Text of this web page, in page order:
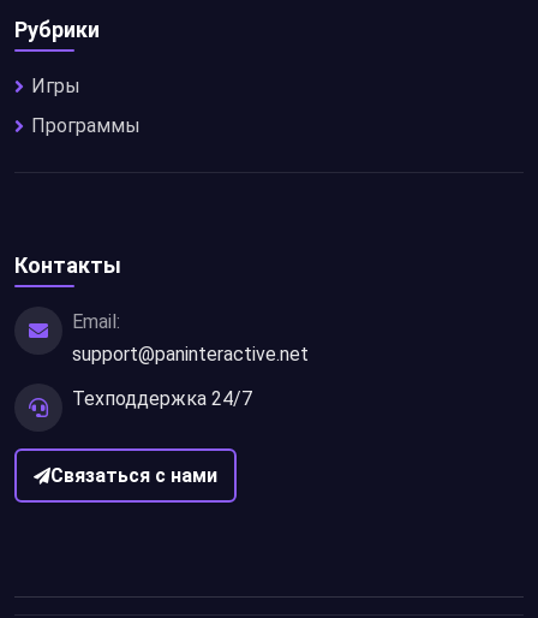
Рубрики
Игры
Программы
Контакты
Email:
support@paninteractive.net
Техподдержка 24/7
Связаться с нами